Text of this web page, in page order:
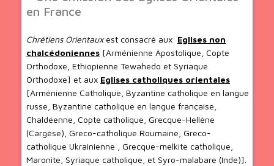
en France
Chrétiens Orientauxest consacré aux Eglises non
chalcédoniennes [Arménienne Apostolique, Copte
Orthodoxe, Ethiopienne Tewahedo et Syriaque
Orthodoxe] et aux Eglises catholiques orientales
[Arménienne Catholique, Byzantine catholique en langue
russe, Byzantine catholique en langue française,
Chaldéenne, Copte catholique, Grecque-Hellène
(Cargèse), Greco-catholique Roumaine, Greco-
catholique Ukrainienne , Grecque-melkite catholique,
Maronite, Syriaque catholique, et Syro-malabare (Inde)].